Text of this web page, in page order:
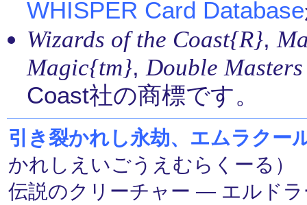
WHISPER Card Database
Wizards of the Coast{R},
Magic{tm}, Double
Coast社の商標です。
引き裂かれし永劫、エムラク
かれしえいごうえむらくーる
伝説のクリーチャー ― エルド